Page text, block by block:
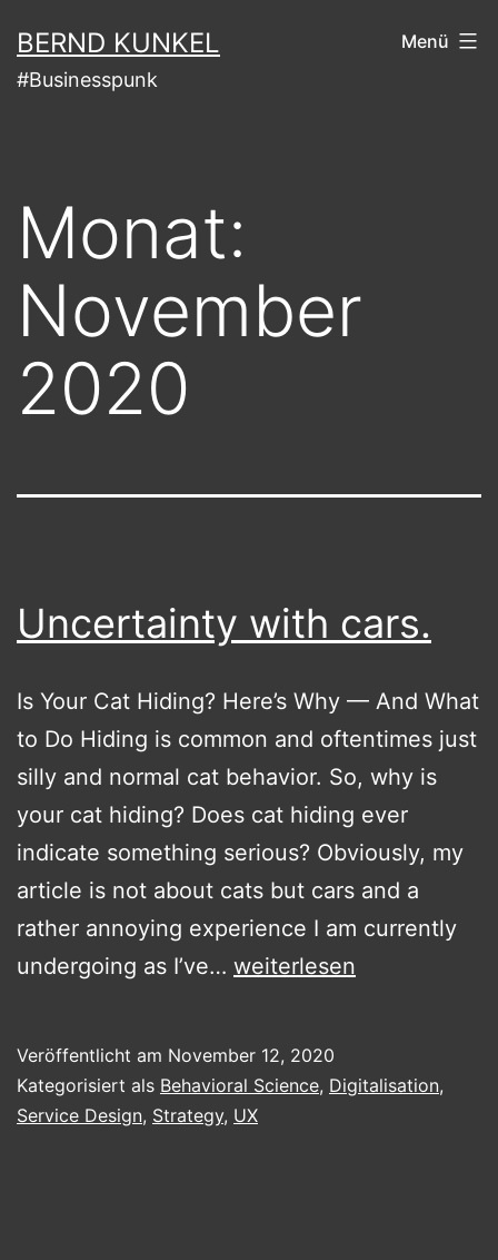
Inhalt
springen
BERND KUNKEL
#Businesspunk
Menü
Monat:
November
2020
Uncertainty with cars.
Is Your Cat Hiding? Here’s Why — And What
to Do Hiding is common and oftentimes just
silly and normal cat behavior. So, why is
your cat hiding? Does cat hiding ever
indicate something serious? Obviously, my
article is not about cats but cars and a
rather annoying experience I am currently
undergoing as I’ve… Uncertainty
weiterlesen
Veröffentlicht am November 12, 2020
Kategorisiert als Behavioral Science, Digitalisation,
Service Design, Strategy, UX